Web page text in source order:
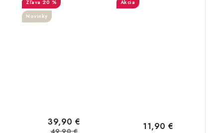
20 %
Novinky
39,90 €
Akcia
11,90 €